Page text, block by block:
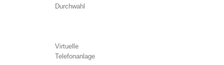
Durchwahl
Virtuelle
Telefonanlage